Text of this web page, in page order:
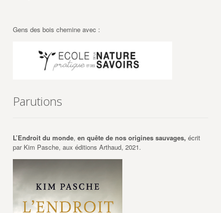
Gens des bois chemine avec :
Parutions
L’Endroit du monde, en quête de nos origines sauvages, écrit
par Kim Pasche, aux éditions Arthaud, 2021.